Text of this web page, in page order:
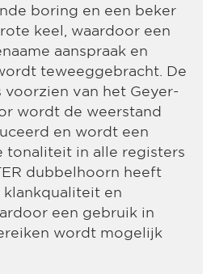
boring en een beker
keel, waardoor een
aanspraak en
teweeggebracht. De
voorzien van het Geyer-
wordt de weerstand
en wordt een
tonaliteit in alle registers
dubbelhoorn heeft
en
een gebruik in
wordt mogelijk